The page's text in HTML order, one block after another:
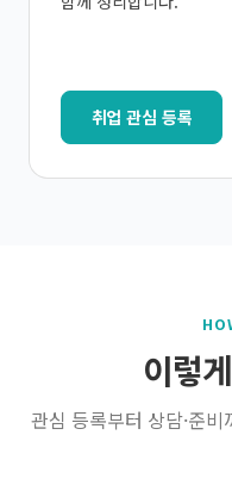
취업 관심 등록
이렇
관심 등록부터 상담·준